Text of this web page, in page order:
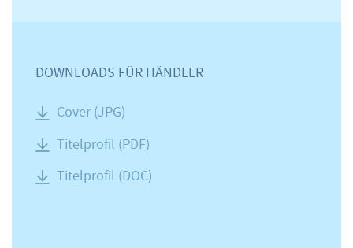
DOWNLOADS FÜR HÄNDLER
Cover (JPG)
Titelprofil (PDF)
Titelprofil (DOC)